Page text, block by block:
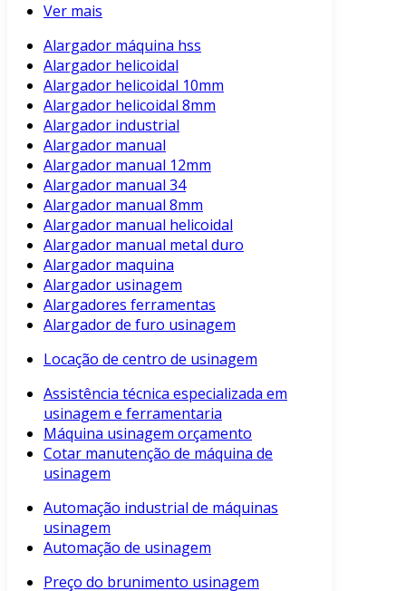
Ver mais
Alargador máquina hss
Alargador helicoidal
Alargador helicoidal 10mm
Alargador helicoidal 8mm
Alargador industrial
Alargador manual
Alargador manual 12mm
Alargador manual 34
Alargador manual 8mm
Alargador manual helicoidal
Alargador manual metal duro
Alargador maquina
Alargador usinagem
Alargadores ferramentas
Alargador de furo usinagem
Locação de centro de usinagem
Assistência técnica especializada em
usinagem e ferramentaria
Máquina usinagem orçamento
Cotar manutenção de máquina de
usinagem
Automação industrial de máquinas
usinagem
Automação de usinagem
Preço do brunimento usinagem